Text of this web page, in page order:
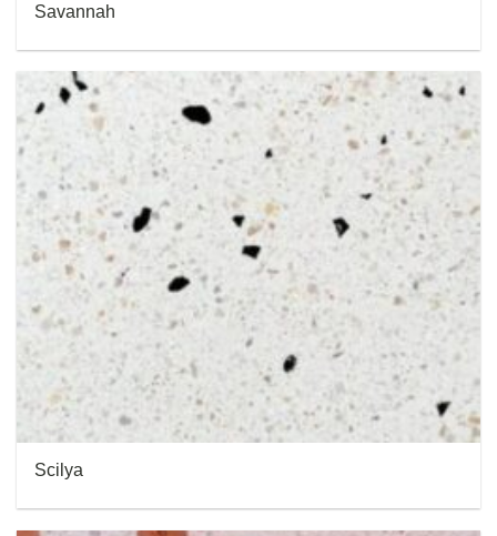
Savannah
Scilya